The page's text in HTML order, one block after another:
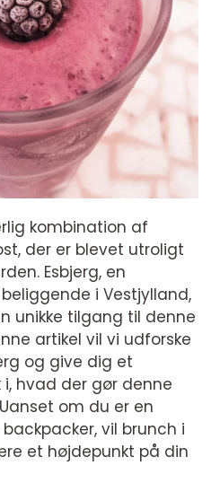
kombination af
der er blevet utroligt
Esbjerg, en
i Vestjylland,
unikke tilgang til denne
artikel vil vi udforske
og give dig et
hvad der gør denne
om du er en
vil brunch i
et højdepunkt på din